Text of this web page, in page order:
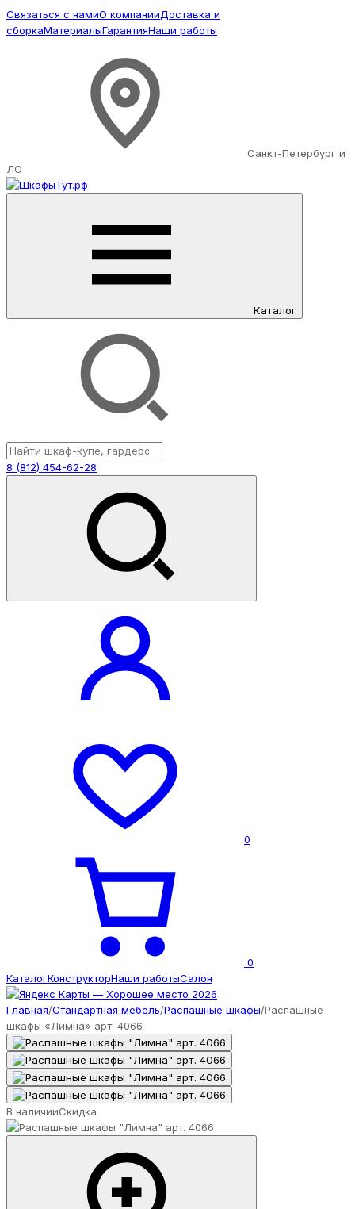
Связаться с намиО компанииДоставка и
сборкаМатериалыГарантияНаши работы
Санкт-Петербург и
ЛО
Каталог
8 (812) 454-62-28
0
0
КаталогКонструкторНаши работыСалон
Главная/Стандартная мебель/Распашные шкафы/Распашные
шкафы «Лимна» арт. 4066
В наличииСкидка